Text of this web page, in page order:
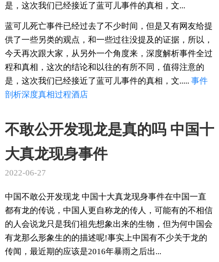
是，这次我们已经接近了蓝可儿事件的真相，文...
蓝可儿死亡事件已经过去了不少时间，但是又有网友给提
供了一些另类的观点，和一些过往没提及的证据，所以，
今天再次跟大家，从另外一个角度来，深度解析事件全过
程和真相，这次的结论和以往的有所不同，值得注意的
是，这次我们已经接近了蓝可儿事件的真相，文..... 事件
剖析深度真相过程酒店
不敢公开发现龙是真的吗 中国十
大真龙现身事件
2022-06-27
中国不敢公开发现龙 中国十大真龙现身事件在中国一直
都有龙的传说，中国人更自称龙的传人，可能有的不相信
的人会说龙只是我们祖先想象出来的生物，但为何中国会
有龙那么形象生的的描述呢!事实上中国有不少关于龙的
传闻，最近期的应该是2016年暴雨之后出...